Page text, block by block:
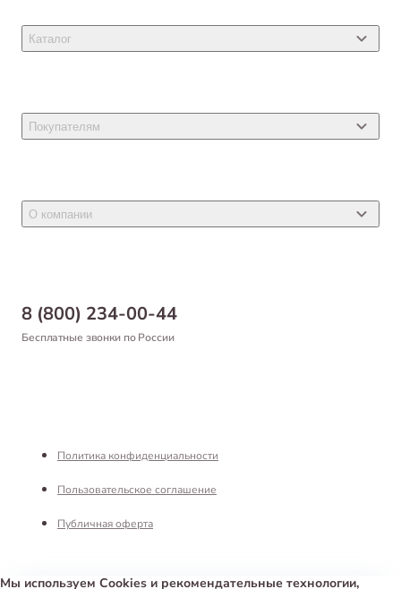
8 (800) 234-00-44
Бесплатные звонки по России
Каталог
Товары для собак
Товары для птиц
Покупателям
Новости
Самовывоз
Оформление заказа
О компании
Благотворительный фонд
Реквизиты
Политика конфиденциальности
Пользовательское соглашение
Публичная оферта
Мы используем Cookies и рекомендательные технологии,